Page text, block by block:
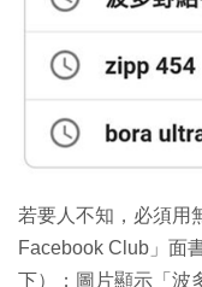
若要人不知，必須用
Facebook Club」面
下）；圖片顯示「波